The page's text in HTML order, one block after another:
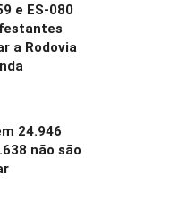
e ES-080
a Rodovia
24.946
não são